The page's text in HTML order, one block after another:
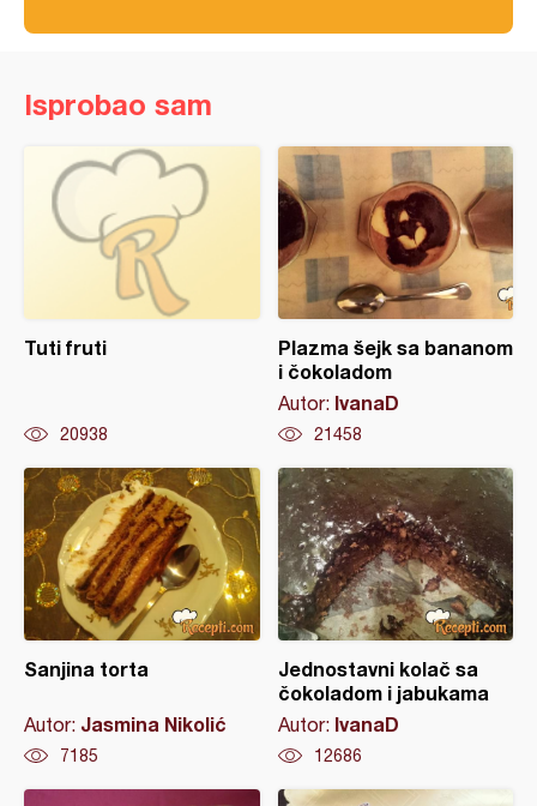
Isprobao sam
Tuti fruti
20938
Plazma šejk sa bananom
i čokoladom
Autor: IvanaD
21458
Sanjina torta
Autor: Jasmina Nikolić
7185
Jednostavni kolač sa
čokoladom i jabukama
Autor: IvanaD
12686